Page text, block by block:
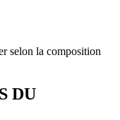
selon la composition
DU